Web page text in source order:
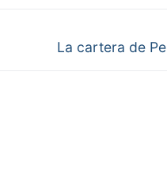
Entrada
La cartera de